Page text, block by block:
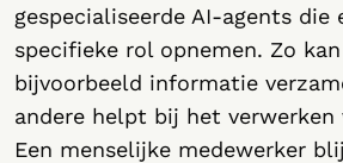
gespecialiseerde AI-agents die
specifieke rol opnemen. Zo
bijvoorbeeld informatie
andere helpt bij het verwerken
Een menselijke medewerker